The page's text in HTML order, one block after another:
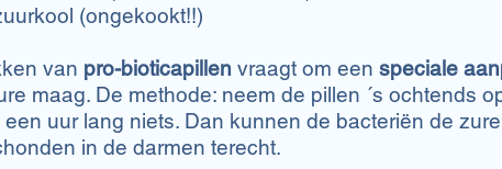
(ongekookt!!)
van pro-bioticapillen vraagt om een speciale
maag. De methode: neem de pillen ´s ochtends
uur lang niets. Dan kunnen de bacteriën de
in de darmen terecht.